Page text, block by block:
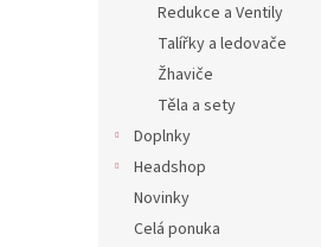
Redukce a Ventily
Talířky a ledovače
Žhaviče
Těla a sety
Doplnky
Headshop
Novinky
Celá ponuka